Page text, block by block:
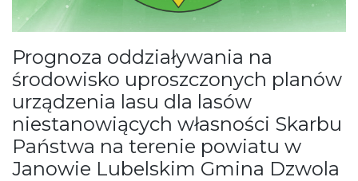
Prognoza oddziaływania na
środowisko uproszczonych planów
urządzenia lasu dla lasów
niestanowiących własności Skarbu
Państwa na terenie powiatu w
Janowie Lubelskim Gmina Dzwola